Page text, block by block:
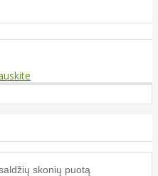
skonių puotą